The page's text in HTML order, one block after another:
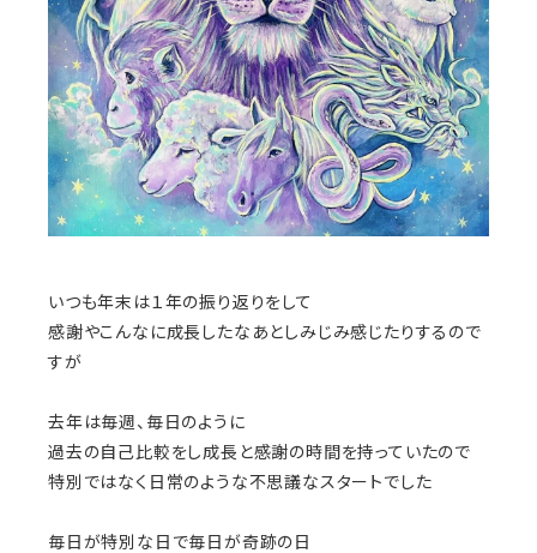
いつも年末は１年の振り返りをして
感謝やこんなに成長したなあとしみじみ感じたりするので
すが
去年は毎週、毎日のように
過去の自己比較をし成長と感謝の時間を持っていたので
特別ではなく日常のような不思議なスタートでした
毎日が特別な日で毎日が奇跡の日